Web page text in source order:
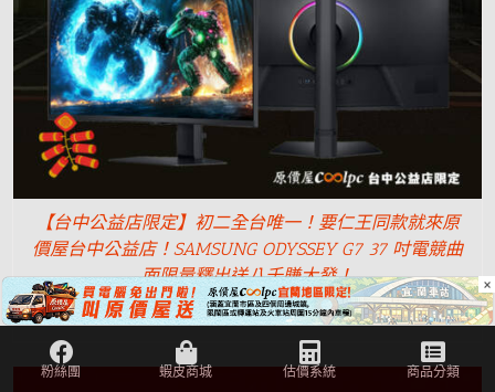
【台中公益店限定】初二全台唯一！要仁王同款就來原
價屋台中公益店！SAMSUNG ODYSSEY G7 37 吋電競曲
面限量釋出送八千賺大發！
NT$23,900 NT$15,900
×